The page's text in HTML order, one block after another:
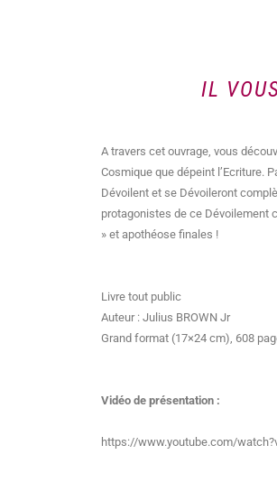
IL
A travers cet ouvrage, vous
Cosmique que dépeint l’Ecriture.
Dévoilent et se Dévoileront
protagonistes de ce Dévoilement
» et apothéose finales !
Livre tout public
Auteur : Julius BROWN Jr
Grand format (17×24 cm), 608
Vidéo de présentation :
https://www.youtube.com/